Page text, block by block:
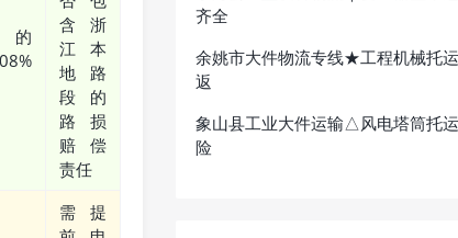
含浙
江本
地路
段的
路损
赔偿
责任
需提
齐全
余姚市大件物流专线★工程机械托
返
象山县工业大件运输△风电塔筒托
险